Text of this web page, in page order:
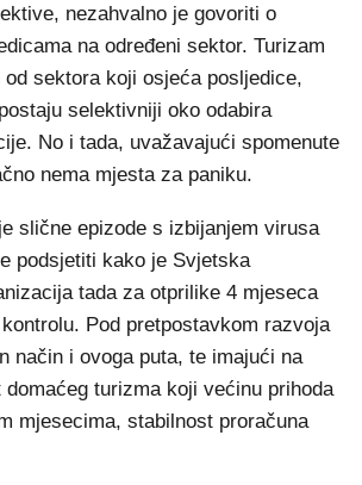
nezahvalno je govoriti o
na određeni sektor. Turizam
sektora koji osjeća posljedice,
selektivniji oko odabira
No i tada, uvažavajući spomenute
nema mjesta za paniku.
slične epizode s izbijanjem virusa
podsjetiti kako je Svjetska
tada za otprilike 4 mjeseca
Pod pretpostavkom razvoja
način i ovoga puta, te imajući na
domaćeg turizma koji većinu prihoda
mjesecima, stabilnost proračuna